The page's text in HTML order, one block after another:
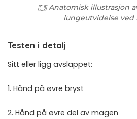
Anatomisk illustrasjon
lungeutvidelse ved
Testen i detalj
Sitt eller ligg avslappet:
1. Hånd på øvre bryst
2. Hånd på øvre del av magen